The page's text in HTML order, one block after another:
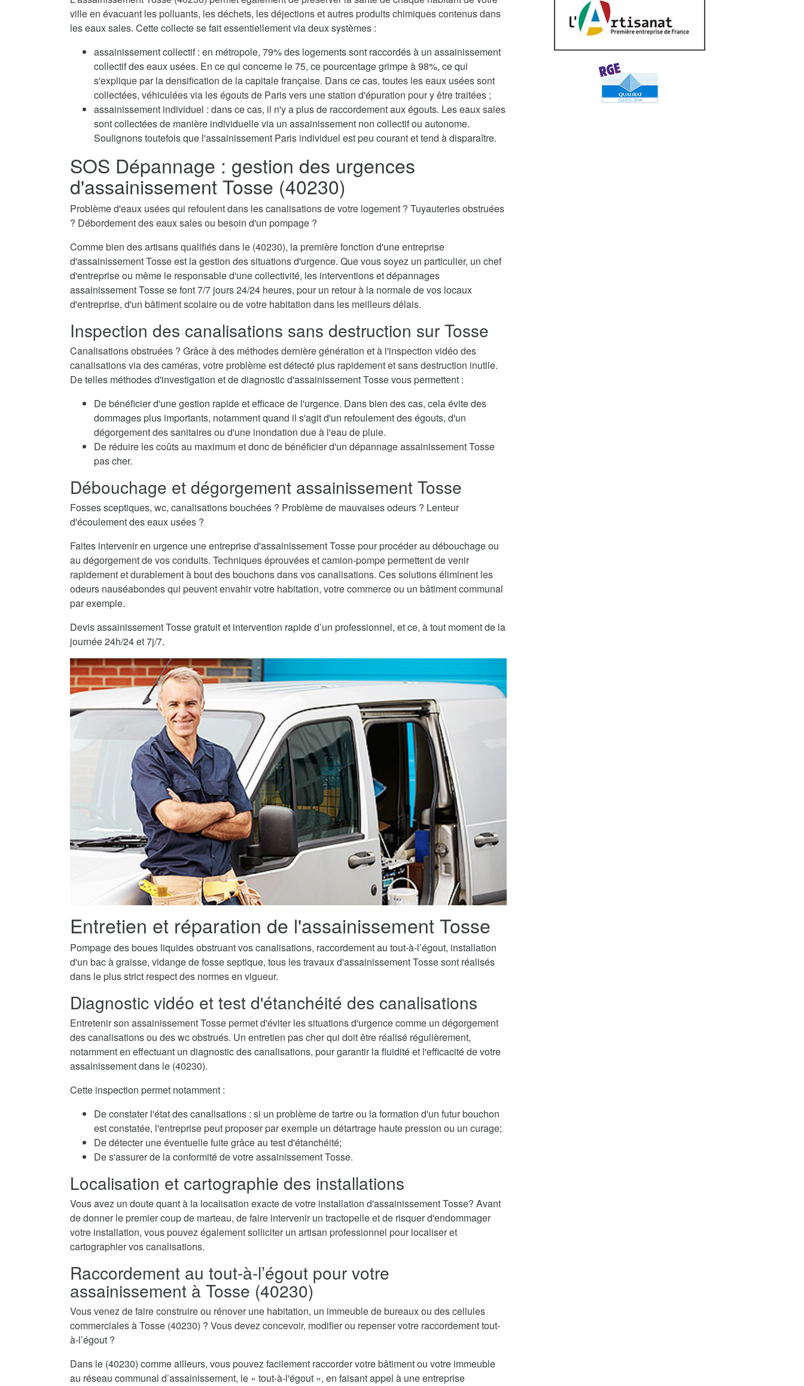
ville en évacuant les polluants, les déchets, les déjections et autres produits chimiques contenus dans
les eaux sales. Cette collecte se fait essentiellement via deux systèmes :
assainissement collectif : en métropole, 79% des logements sont raccordés à un assainissement
collectif des eaux usées. En ce qui concerne le 75, ce pourcentage grimpe à 98%, ce qui
s'explique par la densification de la capitale française. Dans ce cas, toutes les eaux usées sont
collectées, véhiculées via les égouts de Paris vers une station d'épuration pour y être traitées ;
assainissement individuel : dans ce cas, il n'y a plus de raccordement aux égouts. Les eaux sales
sont collectées de manière individuelle via un assainissement non collectif ou autonome.
Soulignons toutefois que l'assainissement Paris individuel est peu courant et tend à disparaître.
SOS Dépannage : gestion des urgences
d'assainissement Tosse (40230)
Problème d'eaux usées qui refoulent dans les canalisations de votre logement ? Tuyauteries obstruées
? Débordement des eaux sales ou besoin d'un pompage ?
Comme bien des artisans qualifiés dans le (40230), la première fonction d'une entreprise
d'assainissement Tosse est la gestion des situations d'urgence. Que vous soyez un particulier, un chef
d'entreprise ou même le responsable d'une collectivité, les interventions et dépannages
assainissement Tosse se font 7/7 jours 24/24 heures, pour un retour à la normale de vos locaux
d'entreprise, d'un bâtiment scolaire ou de votre habitation dans les meilleurs délais.
Inspection des canalisations sans destruction sur Tosse
Canalisations obstruées ? Grâce à des méthodes dernière génération et à l'inspection vidéo des
canalisations via des caméras, votre problème est détecté plus rapidement et sans destruction inutile.
De telles méthodes d'investigation et de diagnostic d'assainissement Tosse vous permettent :
De bénéficier d'une gestion rapide et efficace de l'urgence. Dans bien des cas, cela évite des
dommages plus importants, notamment quand il s'agit d'un refoulement des égouts, d'un
dégorgement des sanitaires ou d'une inondation due à l'eau de pluie.
De réduire les coûts au maximum et donc de bénéficier d'un dépannage assainissement Tosse
pas cher.
Débouchage et dégorgement assainissement Tosse
Fosses sceptiques, wc, canalisations bouchées ? Problème de mauvaises odeurs ? Lenteur
d'écoulement des eaux usées ?
Faites intervenir en urgence une entreprise d'assainissement Tosse pour procéder au débouchage ou
au dégorgement de vos conduits. Techniques éprouvées et camion-pompe permettent de venir
rapidement et durablement à bout des bouchons dans vos canalisations. Ces solutions éliminent les
odeurs nauséabondes qui peuvent envahir votre habitation, votre commerce ou un bâtiment communal
par exemple.
Devis assainissement Tosse gratuit et intervention rapide d’un professionnel, et ce, à tout moment de la
journée 24h/24 et 7j/7.
Entretien et réparation de l'assainissement Tosse
Pompage des boues liquides obstruant vos canalisations, raccordement au tout-à-l’égout, installation
d'un bac à graisse, vidange de fosse septique, tous les travaux d'assainissement Tosse sont réalisés
dans le plus strict respect des normes en vigueur.
Diagnostic vidéo et test d'étanchéité des canalisations
Entretenir son assainissement Tosse permet d'éviter les situations d'urgence comme un dégorgement
des canalisations ou des wc obstrués. Un entretien pas cher qui doit être réalisé régulièrement,
notamment en effectuant un diagnostic des canalisations, pour garantir la fluidité et l'efficacité de votre
assainissement dans le (40230).
Cette inspection permet notamment :
De constater l'état des canalisations : si un problème de tartre ou la formation d'un futur bouchon
est constatée, l'entreprise peut proposer par exemple un détartrage haute pression ou un curage;
De détecter une éventuelle fuite grâce au test d'étanchéité;
De s'assurer de la conformité de votre assainissement Tosse.
Localisation et cartographie des installations
Vous avez un doute quant à la localisation exacte de votre installation d'assainissement Tosse? Avant
de donner le premier coup de marteau, de faire intervenir un tractopelle et de risquer d'endommager
votre installation, vous pouvez également solliciter un artisan professionnel pour localiser et
cartographier vos canalisations.
Raccordement au tout-à-l’égout pour votre
assainissement à Tosse (40230)
Vous venez de faire construire ou rénover une habitation, un immeuble de bureaux ou des cellules
commerciales à Tosse (40230) ? Vous devez concevoir, modifier ou repenser votre raccordement tout-
à-l’égout ?
Dans le (40230) comme ailleurs, vous pouvez facilement raccorder votre bâtiment ou votre immeuble
au réseau communal d’assainissement, le « tout-à-l'égout », en faisant appel à une entreprise